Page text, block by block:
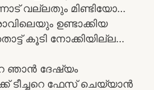
വല്ലതും മിണ്ടിയോ…
ഉണ്ടാക്കിയ
കൂടി നോക്കിയില്ല…
ഞാൻ ദേഷ്യം
ടീച്ചറെ ഫേസ് ചെയ്യാൻ